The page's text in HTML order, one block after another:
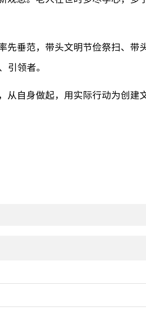
垂范，带头文明节俭祭扫、带
引领者。
自身做起，用实际行动为创建